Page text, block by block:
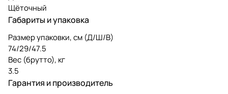
Щёточный
Габариты и упаковка
Размер упаковки, см (Д/Ш/В)
74/29/47.5
Вес (брутто), кг
3.5
Гарантия и производитель